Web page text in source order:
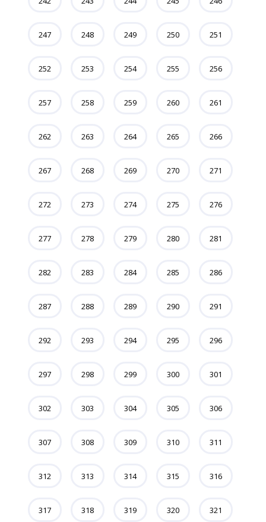
247 248 249 250 251
252 253 254 255 256
257 258 259 260 261
262 263 264 265 266
267 268 269 270 271
272 273 274 275 276
277 278 279 280 281
282 283 284 285 286
287 288 289 290 291
292 293 294 295 296
297 298 299 300 301
302 303 304 305 306
307 308 309 310 311
312 313 314 315 316
317 318 319 320 321